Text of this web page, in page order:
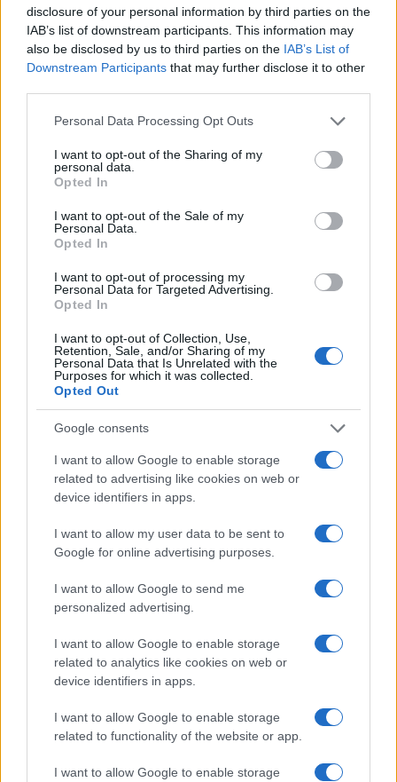
disclosure of your personal information by third parties on the
IAB’s list of downstream participants. This information may
also be disclosed by us to third parties on the IAB’s List of
Downstream Participants that may further disclose it to other
Please note that this website/app uses one or more Google
not limited to your visit or usage behaviour. You may click to
grant or deny consent to Google and its third-party tags to
use your data for below specified purposes in below Google
consent section.
Personal Data Processing Opt Outs
I want to opt-out of the Sharing of my
personal data.
Opted In
I want to opt-out of the Sale of my
Personal Data.
Opted In
I want to opt-out of processing my
Personal Data for Targeted Advertising.
Opted In
I want to opt-out of Collection, Use,
Retention, Sale, and/or Sharing of my
Personal Data that Is Unrelated with the
Purposes for which it was collected.
Opted Out
Google consents
I want to allow Google to enable storage
related to advertising like cookies on web or
device identifiers in apps.
I want to allow my user data to be sent to
Google for online advertising purposes.
I want to allow Google to send me
personalized advertising.
I want to allow Google to enable storage
related to analytics like cookies on web or
device identifiers in apps.
I want to allow Google to enable storage
related to functionality of the website or app.
I want to allow Google to enable storage
Bruno Costa · 4 ago 2026
FIIs de tijolo e papel: guia para investir em imóveis sem ser
proprietário
Nome Preço